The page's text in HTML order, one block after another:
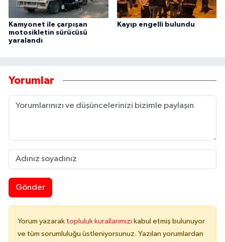
Kamyonet ile çarpışan
motosikletin sürücüsü
yaralandı
Kayıp engelli bulundu
Yorumlar
Gönder
Yorum yazarak topluluk kurallarımızı kabul etmiş bulunuyor
ve tüm sorumluluğu üstleniyorsunuz. Yazılan yorumlardan